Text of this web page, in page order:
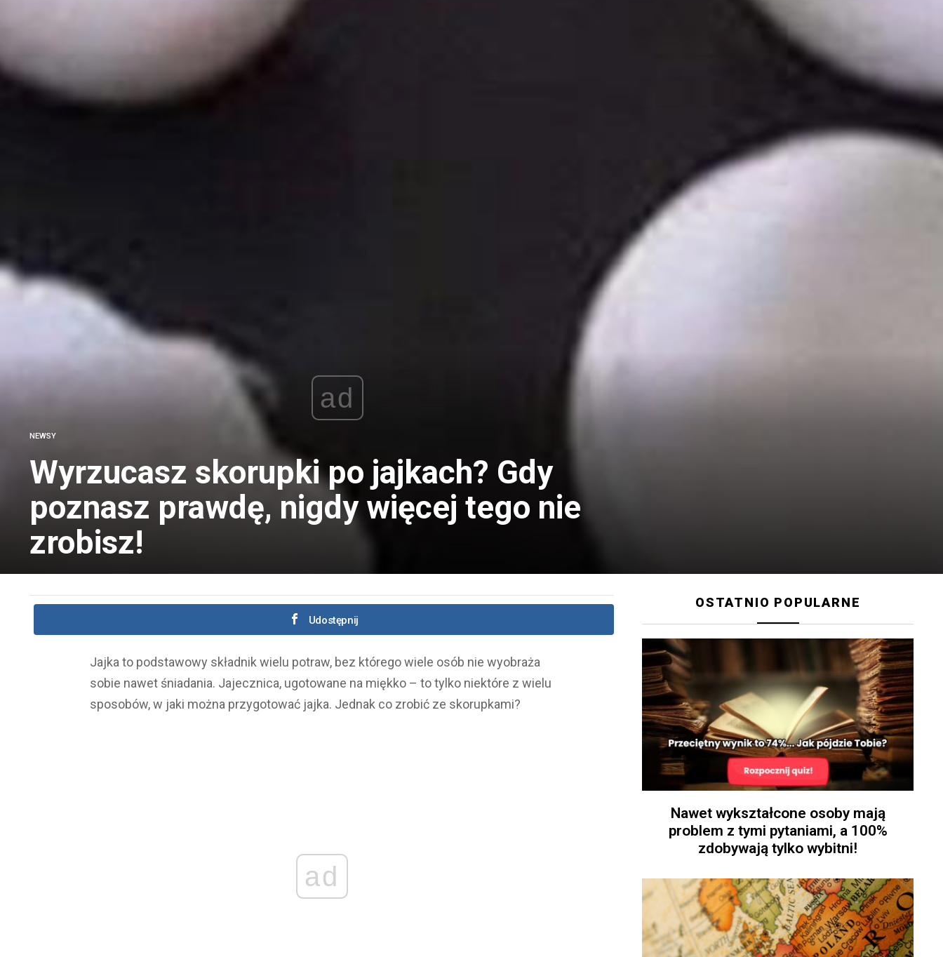
ad
NEWSY
Wyrzucasz skorupki po jajkach? Gdy
poznasz prawdę, nigdy więcej tego nie
zrobisz!
Udostępnij
Jajka to podstawowy składnik wielu potraw, bez którego wiele osób nie wyobraża
sobie nawet śniadania. Jajecznica, ugotowane na miękko – to tylko niektóre z wielu
sposobów, w jaki można przygotować jajka. Jednak co zrobić ze skorupkami?
ad
OSTATNIO POPULARNE
Nawet wykształcone osoby mają
problem z tymi pytaniami, a 100%
zdobywają tylko wybitni!